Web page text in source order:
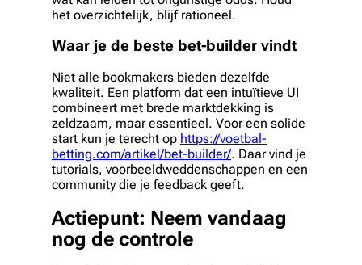
het overzichtelijk, blijf rationeel.
Waar je de beste bet-builder vindt
Niet alle bookmakers bieden dezelfde
kwaliteit. Een platform dat een intuïtieve UI
combineert met brede marktdekking is
zeldzaam, maar essentieel. Voor een solide
start kun je terecht op https://voetbal-
betting.com/artikel/bet-builder/. Daar vind je
tutorials, voorbeeldweddenschappen en een
community die je feedback geeft.
Actiepunt: Neem vandaag
nog de controle